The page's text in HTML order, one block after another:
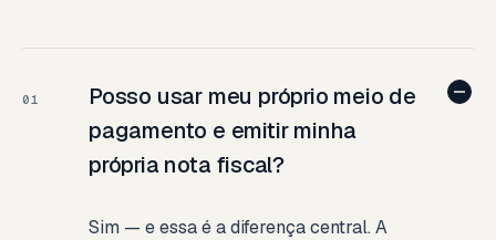
01
Posso usar meu próprio meio de
pagamento e emitir minha
própria nota fiscal?
Sim — e essa é a diferença central. A